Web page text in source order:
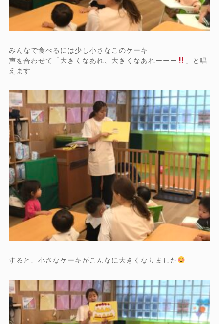
みんなで食べるには少し小さなこのケーキ
声を合わせて「大きくなあれ、大きくなあれーーー
」と唱
えます
すると、小さなケーキがこんなに大きくなりました